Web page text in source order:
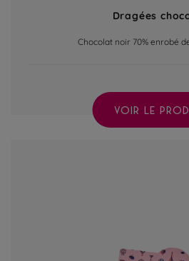
Dragées
Chocolat noir 70% enrobé
VOIR LE